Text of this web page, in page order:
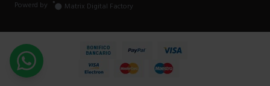
Powerd by
Matrix Digital Factory